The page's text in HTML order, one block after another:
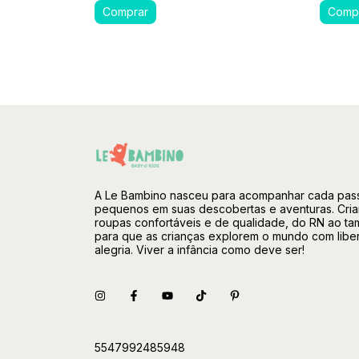
A Le Bambino nasceu para acompanhar cada
pequenos em suas descobertas e aventuras.
roupas confortáveis e de qualidade, do RN ao
para que as crianças explorem o mundo com
alegria. Viver a infância como deve ser!
5547992485948